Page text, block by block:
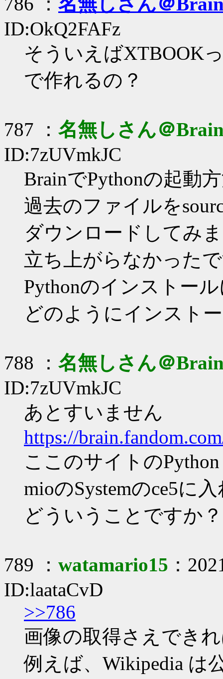
ID:OkQ2FAFz
そういえばXTBOOK
で作れるの？
787 ： 名無しさん＠
ID:7zUVmkJC
BrainでPythonの起動
過去のファイルを
ダウンロードしてみ
立ち上がらなかった
Pythonのインストー
どのようにインスト
788 ： 名無しさん＠
ID:7zUVmkJC
あとすいません
https://
ここのサイトの
mioのSystemのce5
どういうことですか？
789 ： watamario15 ：
ID:laataCvD
>>786
画像の取得さえでき
例えば、Wikipedia は